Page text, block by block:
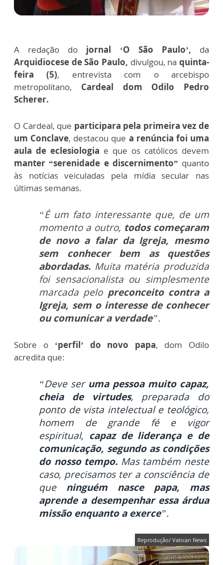
A redação do jornal ‘O São Paulo’, da
Arquidiocese de São Paulo, divulgou, na quinta-
feira (5), entrevista com o arcebispo
metropolitano, Cardeal dom Odilo Pedro
Scherer.
O Cardeal, que participara pela primeira vez de
um Conclave, destacou que a renúncia foi uma
aula de eclesiologia e que os católicos devem
manter “serenidade e discernimento” quanto
às notícias veiculadas pela mídia secular nas
últimas semanas.
“É um fato interessante que, de um
momento a outro, todos começaram
de novo a falar da Igreja, mesmo
sem conhecer bem as questões
abordadas. Muita matéria produzida
foi sensacionalista ou simplesmente
marcada pelo preconceito contra a
Igreja, sem o interesse de conhecer
ou comunicar a verdade”.
Sobre o‘perfil’ do novo papa, dom Odilo
acredita que:
“Deve ser uma pessoa muito capaz,
cheia de virtudes, preparada do
ponto de vista intelectual e teológico,
homem de grande fé e vigor
espiritual, capaz de liderança e de
comunicação, segundo as condições
do nosso tempo. Mas também neste
caso, precisamos ter a consciência de
que ninguém nasce papa, mas
aprende a desempenhar essa árdua
missão enquanto a exerce”.
Reprodução/ Vatican News